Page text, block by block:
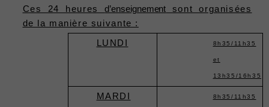
Ces 24 heuresd’enseignement sont organisées
de la manière suivante :
LUNDI 8h35/11h35
et
13h35/16h35
MARDI 8h35/11h35